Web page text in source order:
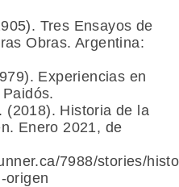
Tres Ensayos de
Obras. Argentina:
Experiencias en
(2018). Historia de la
Enero 2021, de
7988/stories/
origen